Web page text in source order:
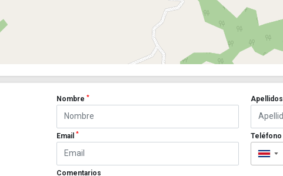
Nombre* Apellidos
Email* Teléfono
▼
Comentarios